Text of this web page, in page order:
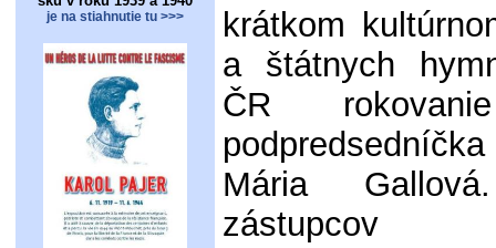
je na stiahnutie tu >>>
krátkom
a štátnych
ČR
Mária
zástupcov